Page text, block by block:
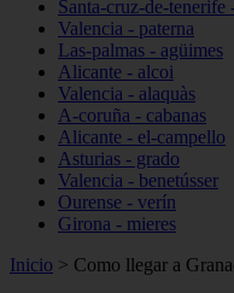
Santa-cruz-de-tenerife
Valencia - paterna
Las-palmas - agüimes
Alicante - alcoi
Valencia - alaquàs
A-coruña - cabanas
Alicante - el-campello
Asturias - grado
Valencia - benetússer
Ourense - verín
Girona - mieres
Inicio > Como llegar a